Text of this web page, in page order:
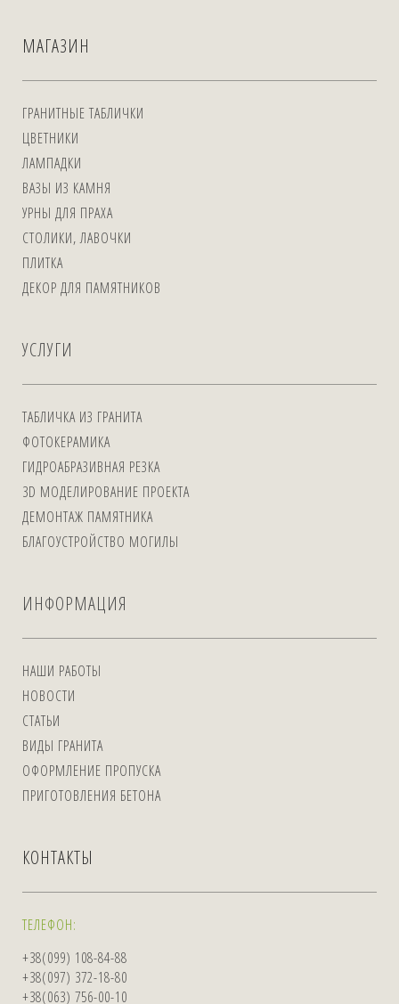
МАГАЗИН
ГРАНИТНЫЕ ТАБЛИЧКИ
ЦВЕТНИКИ
ЛАМПАДКИ
ВАЗЫ ИЗ КАМНЯ
УРНЫ ДЛЯ ПРАХА
СТОЛИКИ, ЛАВОЧКИ
ПЛИТКА
ДЕКОР ДЛЯ ПАМЯТНИКОВ
УСЛУГИ
ТАБЛИЧКА ИЗ ГРАНИТА
ФОТОКЕРАМИКА
ГИДРОАБРАЗИВНАЯ РЕЗКА
3D МОДЕЛИРОВАНИЕ ПРОЕКТА
ДЕМОНТАЖ ПАМЯТНИКА
БЛАГОУСТРОЙСТВО МОГИЛЫ
ИНФОРМАЦИЯ
НАШИ РАБОТЫ
НОВОСТИ
СТАТЬИ
ВИДЫ ГРАНИТА
ОФОРМЛЕНИЕ ПРОПУСКА
ПРИГОТОВЛЕНИЯ БЕТОНА
КОНТАКТЫ
ТЕЛЕФОН:
+38(099) 108-84-88
+38(097) 372-18-80
+38(063) 756-00-10